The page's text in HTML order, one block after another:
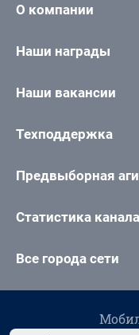
О компании
Наши награды
Наши вакансии
Техподдержка
Предвыборная
Статистика
Все города сети